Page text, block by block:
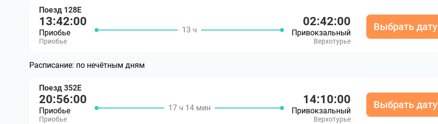
Поезд 128Е
13:42:00
Приобье
Приобье
13 ч
02:42:00
Привокзальный
Верхотурье
Выбрать дату
Расписание: по нечётным дням
Поезд 352Е
20:56:00
Приобье
Приобье
17 ч 14 мин
14:10:00
Привокзальный
Верхотурье
Выбрать дату